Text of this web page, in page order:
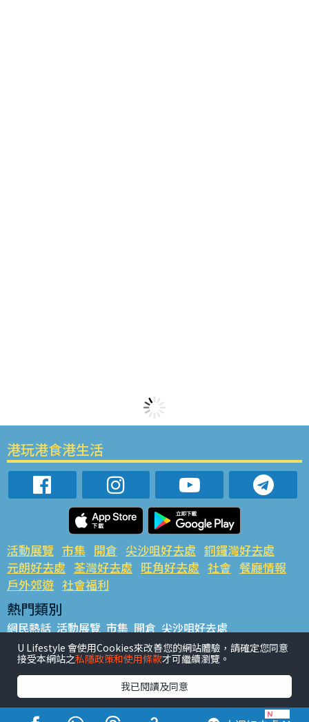
港玩港食港生活
活動展覽 市集 開倉 尖沙咀好去處 銅鑼灣好去處
元朗好去處 荃灣好去處 旺角好去處 社會 餐廳情報
戶外郊遊 社會福利
熱門類別
網民熱話 活動展覽 市集 開倉 尖沙咀好去處
銅鑼灣好去處 元朗好去處 荃灣好去處 旺角好去處 社會
餐廳情報 戶外郊遊
熱門標籤
#UGO搵好去處 #人氣活動推介 #美食社群熱話
U Lifestyle 會使用Cookies來改善您的網站體驗，請確定您同意
接受本網站之私隱政策和使用條款才可繼續瀏覽。
我已閱讀及同意